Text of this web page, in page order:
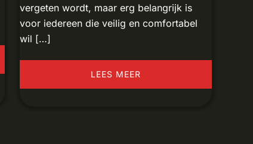
vergeten wordt, maar erg belangrijk is
voor iedereen die veilig en comfortabel
wil […]
LEES MEER